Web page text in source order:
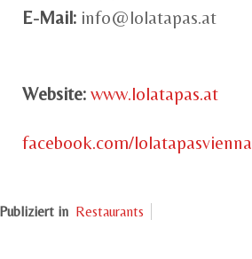
E-Mail: info@lolatapas.at
Website: www.lolatapas.at
facebook.com/lolatapasvienna
Publiziert in Restaurants